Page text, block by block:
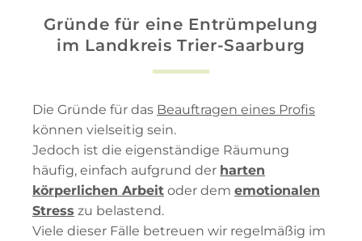
Gründe für eine Entrümpelung
im Landkreis Trier-Saarburg
Die Gründe für das Beauftragen eines Profis
können vielseitig sein.
Jedoch ist die eigenständige Räumung
häufig, einfach aufgrund der harten
körperlichen Arbeit oder dem emotionalen
Stress zu belastend.
Viele dieser Fälle betreuen wir regelmäßig im